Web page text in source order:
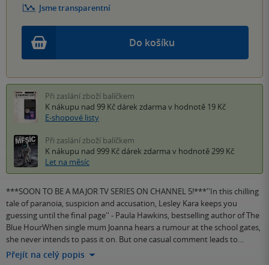
Do košíku
Jsme transparentní
Při zaslání zboží balíčkem
K nákupu nad 99 Kč dárek zdarma v hodnotě 19 Kč
E-shopové listy
Při zaslání zboží balíčkem
K nákupu nad 999 Kč dárek zdarma v hodnotě 299 Kč
Let na měsíc
***SOON TO BE A MAJOR TV SERIES ON CHANNEL 5!***''In this chilling
tale of paranoia, suspicion and accusation, Lesley Kara keeps you
guessing until the final page'' - Paula Hawkins, bestselling author of The
Blue HourWhen single mum Joanna hears a rumour at the school gates,
she never intends to pass it on. But one casual comment leads to…
Přejít na celý popis